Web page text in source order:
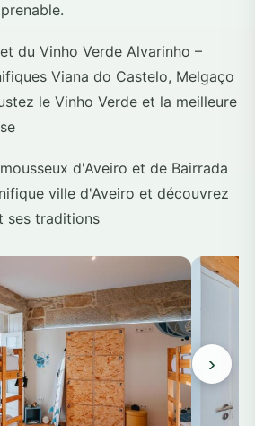
du Vinho Verde Alvarinho –
Viana do Castelo, Melgaço
le Vinho Verde et la meilleure
d'Aveiro et de Bairrada
ville d'Aveiro et découvrez
ses traditions
›